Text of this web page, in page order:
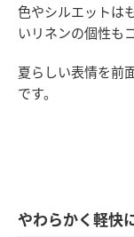
色やシルエットは
いリネンの個性も
夏らしい表情を前
です。
やわらかく軽快